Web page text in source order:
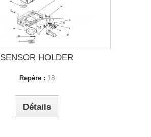
SENSOR HOLDER
Repère : 18
Détails